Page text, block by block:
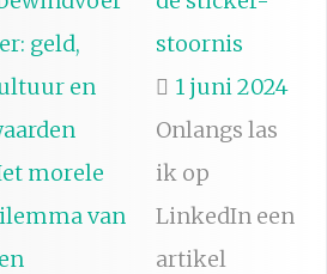
morele
van
stoornis
1 juni 2024
Onlangs las
ik op
LinkedIn een
artikel